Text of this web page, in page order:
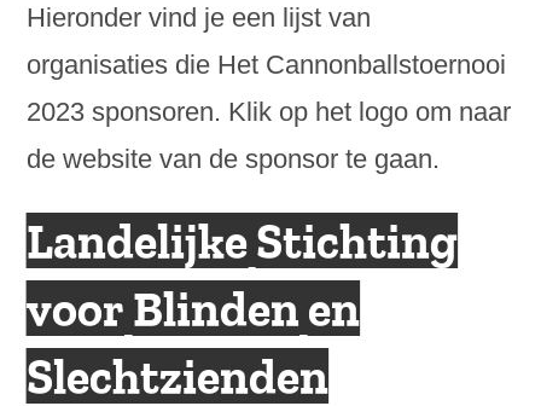
Hieronder vind je een lijst van
organisaties die Het Cannonballstoernooi
2023 sponsoren. Klik op het logo om naar
de website van de sponsor te gaan.
Landelijke Stichting
voor Blinden en
Slechtzienden